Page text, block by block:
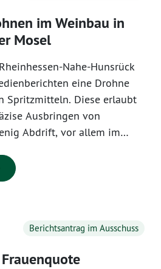
im Weinbau in
Mosel
Nahe-Hunsrück
eine Drohne
Spritzmitteln. Diese erlaubt
Ausbringen von
Abdrift, vor allem im
Berichtsantrag im Ausschuss